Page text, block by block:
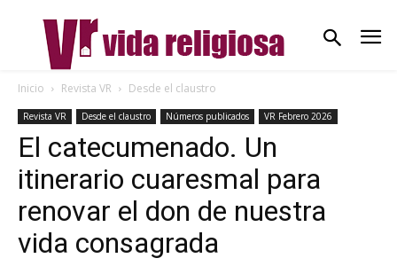
Inicio Revista VR Desde el claustro
Revista VR Desde el claustro Números publicados VR Febrero 2026
El catecumenado. Un
itinerario cuaresmal para
renovar el don de nuestra
vida consagrada